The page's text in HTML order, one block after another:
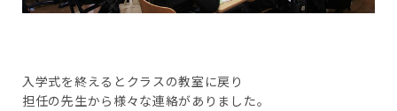
入学式を終えるとクラスの教室に戻り
担任の先生から様々な連絡がありました。